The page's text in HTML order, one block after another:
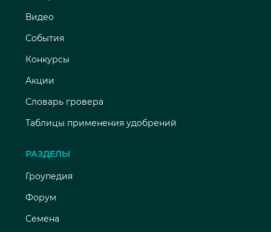
Видео
События
Конкурсы
Акции
Словарь гровера
Таблицы применения удобрений
РАЗДЕЛЫ
Гроупедия
Форум
Семена